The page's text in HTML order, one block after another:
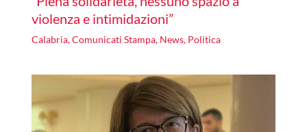
violenza e intimidazioni”
Calabria,Comunicati Stampa, News, Politica